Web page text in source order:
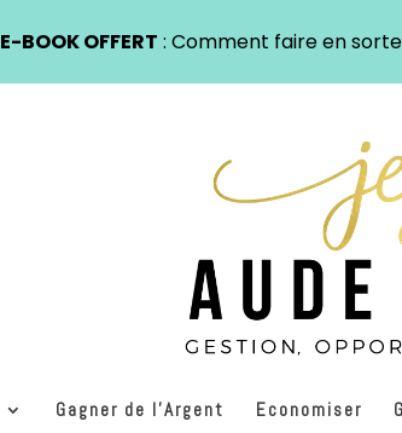
Gagner de l’Argent Economiser
E-BOOK OFFERT : Comment faire en